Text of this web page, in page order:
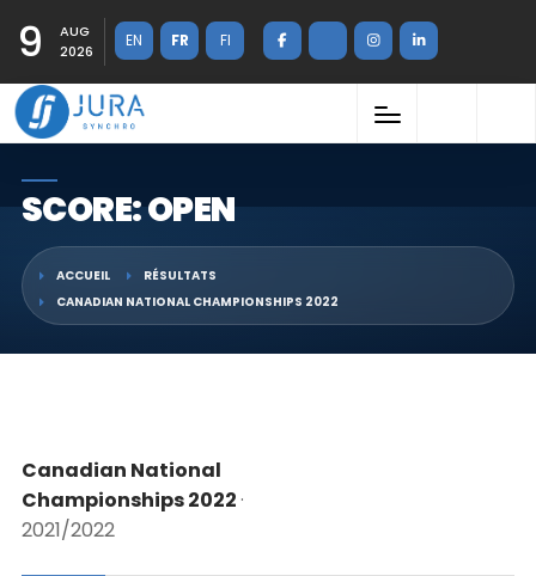
9
AUG
2026
EN FR FI
SCORE: OPEN
ACCUEIL
RÉSULTATS
CANADIAN NATIONAL CHAMPIONSHIPS 2022
Canadian National
Championships 2022·
2021/2022